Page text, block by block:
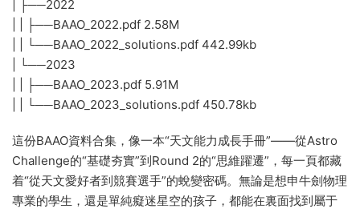
| | └──BAAO_2015_solutions.pdf 91.38kb
| ├──2016
| | ├──BAAO_2016.pdf 2.67M
| | └──BAAO_2016_solutions.pdf 933.93kb
| ├──2017
| | └──BAAO_2017_solutions.pdf 647.42kb
| ├──2018
| | ├──BAAO_2018.pdf 3.57M
| | └──BAAO_2018_solutions.pdf 675.89kb